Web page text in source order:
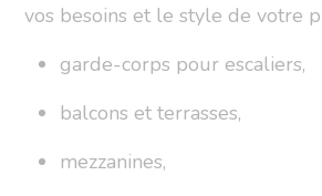
vos besoins et le style de votre
garde-corps pour escaliers,
balcons et terrasses,
mezzanines,